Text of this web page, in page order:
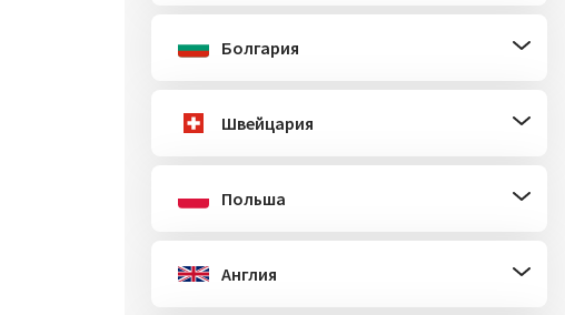
Болгария
Швейцария
Польша
Англия